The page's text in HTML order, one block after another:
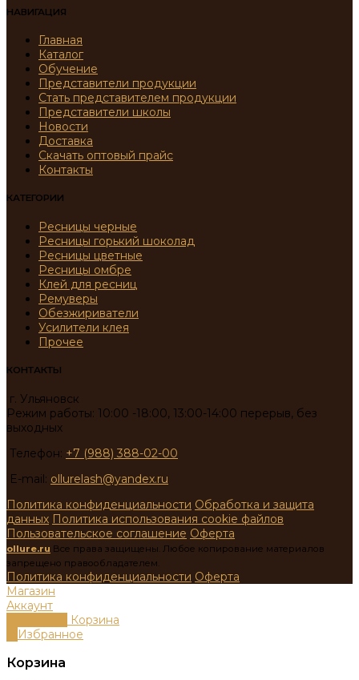
НАВИГАЦИЯ
Главная
Каталог
Обучение
Представители продукции
Стать представителем продукции
Представители школы
Новости
Доставка
Скачать оптовый прайс
Контакты
КАТЕГОРИИ
Ресницы черные
Ресницы горький шоколад
Ресницы цветные
Ресницы омбре
Клей для ресниц
Ремуверы
Обезжириватели
Усилители клея
Прочее
КОНТАКТЫ
г. Ульяновск
Режим работы: 10:00 -18:00, 13:00-14:00 перерыв, без
выходных
Телефон: +7 (988) 388-02-00
E-mail: ollurelash@yandex.ru
Политика конфиденциальности Обработка и защита
данных Политика использования cookie файлов
Пользовательское соглашение Оферта
ollure.ru Все права защищены. Любое копирование материалов
запрещено правообладателем.
Политика конфиденциальности Оферта
Магазин
Аккаунт
Корзина
Избранное
Корзина